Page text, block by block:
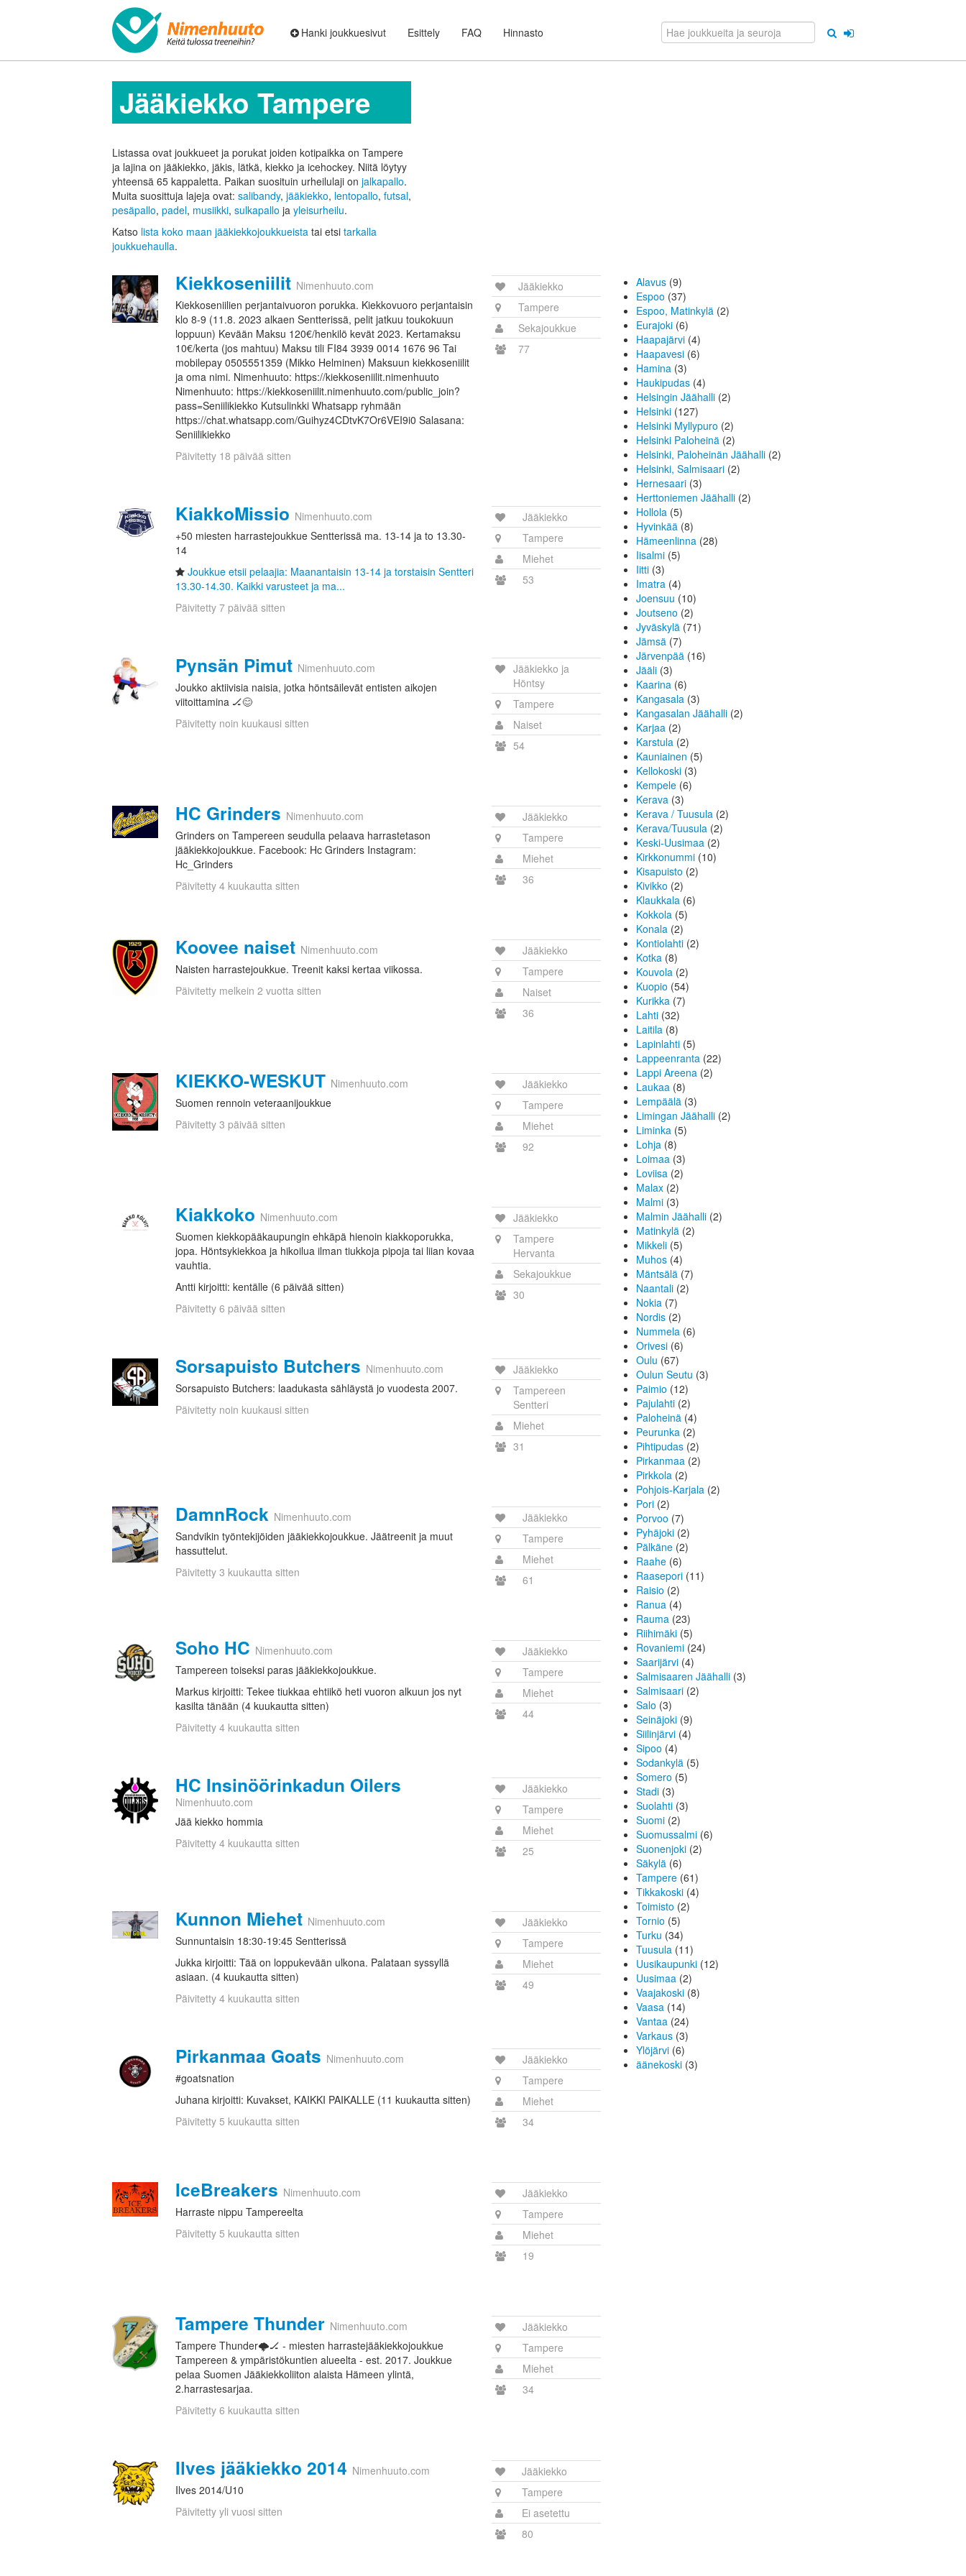
Hanki joukkuesivut Esittely FAQ Hinnasto
Jääkiekko Tampere
Listassa ovat joukkueet ja porukat joiden kotipaikka on Tampere
ja lajina on jääkiekko, jäkis, lätkä, kiekko ja icehockey. Niitä löytyy
yhteensä 65 kappaletta. Paikan suosituin urheilulaji on jalkapallo.
Muita suosittuja lajeja ovat: salibandy, jääkiekko, lentopallo, futsal,
pesäpallo, padel, musiikki, sulkapallo ja yleisurheilu.
Katso lista koko maan jääkiekkojoukkueista tai etsi tarkalla
joukkuehaulla.
Kiekkoseniilit Nimenhuuto.com
Kiekkoseniilien perjantaivuoron porukka. Kiekkovuoro perjantaisin
klo 8-9 (11.8. 2023 alkaen Sentterissä, pelit jatkuu toukokuun
loppuun) Kevään Maksu 120€/henkilö kevät 2023. Kertamaksu
10€/kerta (jos mahtuu) Maksu tili FI84 3939 0014 1676 96 Tai
mobilepay 0505551359 (Mikko Helminen) Maksuun kiekkoseniilit
ja oma nimi. Nimenhuuto: https://kiekkoseniilit.nimenhuuto
Nimenhuuto: https://kiekkoseniilit.nimenhuuto.com/public_join?
pass=Seniilikiekko Kutsulinkki Whatsapp ryhmään
https://chat.whatsapp.com/Guihyz4CDtvK7Or6VEI9i0 Salasana:
Seniilikiekko
Päivitetty 18 päivää sitten
Jääkiekko
Tampere
Sekajoukkue
77
KiakkoMissio Nimenhuuto.com
+50 miesten harrastejoukkue Sentterissä ma. 13-14 ja to 13.30-
14
Joukkue etsii pelaajia: Maanantaisin 13-14 ja torstaisin Sentteri
13.30-14.30. Kaikki varusteet ja ma...
Päivitetty 7 päivää sitten
Jääkiekko
Tampere
Miehet
53
Pynsän Pimut Nimenhuuto.com
Joukko aktiivisia naisia, jotka höntsäilevät entisten aikojen
viitoittamina 🏒😊
Päivitetty noin kuukausi sitten
Jääkiekko ja
Höntsy
Tampere
Naiset
54
HC Grinders Nimenhuuto.com
Grinders on Tampereen seudulla pelaava harrastetason
jääkiekkojoukkue. Facebook: Hc Grinders Instagram:
Hc_Grinders
Päivitetty 4 kuukautta sitten
Jääkiekko
Tampere
Miehet
36
Koovee naiset Nimenhuuto.com
Naisten harrastejoukkue. Treenit kaksi kertaa viikossa.
Päivitetty melkein 2 vuotta sitten
Jääkiekko
Tampere
Naiset
36
KIEKKO-WESKUT Nimenhuuto.com
Suomen rennoin veteraanijoukkue
Päivitetty 3 päivää sitten
Jääkiekko
Tampere
Miehet
92
Kiakkoko Nimenhuuto.com
Suomen kiekkopääkaupungin ehkäpä hienoin kiakkoporukka,
jopa. Höntsykiekkoa ja hikoilua ilman tiukkoja pipoja tai liian kovaa
vauhtia.
Antti kirjoitti: kentälle (6 päivää sitten)
Päivitetty 6 päivää sitten
Jääkiekko
Tampere
Hervanta
Sekajoukkue
30
Sorsapuisto Butchers Nimenhuuto.com
Sorsapuisto Butchers: laadukasta sähläystä jo vuodesta 2007.
Päivitetty noin kuukausi sitten
Jääkiekko
Tampereen
Sentteri
Miehet
31
DamnRock Nimenhuuto.com
Sandvikin työntekijöiden jääkiekkojoukkue. Jäätreenit ja muut
hassuttelut.
Päivitetty 3 kuukautta sitten
Jääkiekko
Tampere
Miehet
61
Soho HC Nimenhuuto.com
Tampereen toiseksi paras jääkiekkojoukkue.
Markus kirjoitti: Tekee tiukkaa ehtiikö heti vuoron alkuun jos nyt
kasilta tänään (4 kuukautta sitten)
Päivitetty 4 kuukautta sitten
Jääkiekko
Tampere
Miehet
44
HC Insinöörinkadun Oilers
Nimenhuuto.com
Jää kiekko hommia
Päivitetty 4 kuukautta sitten
Jääkiekko
Tampere
Miehet
25
Kunnon Miehet Nimenhuuto.com
Sunnuntaisin 18:30-19:45 Sentterissä
Jukka kirjoitti: Tää on loppukevään ulkona. Palataan syssyllä
asiaan. (4 kuukautta sitten)
Päivitetty 4 kuukautta sitten
Jääkiekko
Tampere
Miehet
49
Pirkanmaa Goats Nimenhuuto.com
#goatsnation
Juhana kirjoitti: Kuvakset, KAIKKI PAIKALLE (11 kuukautta sitten)
Päivitetty 5 kuukautta sitten
Jääkiekko
Tampere
Miehet
34
IceBreakers Nimenhuuto.com
Harraste nippu Tampereelta
Päivitetty 5 kuukautta sitten
Jääkiekko
Tampere
Miehet
19
Tampere Thunder Nimenhuuto.com
Tampere Thunder🌩️🏒 - miesten harrastejääkiekkojoukkue
Tampereen & ympäristökuntien alueelta - est. 2017. Joukkue
pelaa Suomen Jääkiekkoliiton alaista Hämeen ylintä,
2.harrastesarjaa.
Päivitetty 6 kuukautta sitten
Jääkiekko
Tampere
Miehet
34
Ilves jääkiekko 2014 Nimenhuuto.com
Ilves 2014/U10
Päivitetty yli vuosi sitten
Jääkiekko
Tampere
Ei asetettu
80
Alavus (9)
Espoo (37)
Espoo, Matinkylä (2)
Eurajoki (6)
Haapajärvi (4)
Haapavesi (6)
Hamina (3)
Haukipudas (4)
Helsingin Jäähalli (2)
Helsinki (127)
Helsinki Myllypuro (2)
Helsinki Paloheinä (2)
Helsinki, Paloheinän Jäähalli (2)
Helsinki, Salmisaari (2)
Hernesaari (3)
Herttoniemen Jäähalli (2)
Hollola (5)
Hyvinkää (8)
Hämeenlinna (28)
Iisalmi (5)
Iitti (3)
Imatra (4)
Joensuu (10)
Joutseno (2)
Jyväskylä (71)
Jämsä (7)
Järvenpää (16)
Jääli (3)
Kaarina (6)
Kangasala (3)
Kangasalan Jäähalli (2)
Karjaa (2)
Karstula (2)
Kauniainen (5)
Kellokoski (3)
Kempele (6)
Kerava (3)
Kerava / Tuusula (2)
Kerava/Tuusula (2)
Keski-Uusimaa (2)
Kirkkonummi (10)
Kisapuisto (2)
Kivikko (2)
Klaukkala (6)
Kokkola (5)
Konala (2)
Kontiolahti (2)
Kotka (8)
Kouvola (2)
Kuopio (54)
Kurikka (7)
Lahti (32)
Laitila (8)
Lapinlahti (5)
Lappeenranta (22)
Lappi Areena (2)
Laukaa (8)
Lempäälä (3)
Limingan Jäähalli (2)
Liminka (5)
Lohja (8)
Loimaa (3)
Loviisa (2)
Malax (2)
Malmi (3)
Malmin Jäähalli (2)
Matinkylä (2)
Mikkeli (5)
Muhos (4)
Mäntsälä (7)
Naantali (2)
Nokia (7)
Nordis (2)
Nummela (6)
Orivesi (6)
Oulu (67)
Oulun Seutu (3)
Paimio (12)
Pajulahti (2)
Paloheinä (4)
Peurunka (2)
Pihtipudas (2)
Pirkanmaa (2)
Pirkkola (2)
Pohjois-Karjala (2)
Pori (2)
Porvoo (7)
Pyhäjoki (2)
Pälkäne (2)
Raahe (6)
Raasepori (11)
Raisio (2)
Ranua (4)
Rauma (23)
Riihimäki (5)
Rovaniemi (24)
Saarijärvi (4)
Salmisaaren Jäähalli (3)
Salmisaari (2)
Salo (3)
Seinäjoki (9)
Siilinjärvi (4)
Sipoo (4)
Sodankylä (5)
Somero (5)
Stadi (3)
Suolahti (3)
Suomi (2)
Suomussalmi (6)
Suonenjoki (2)
Säkylä (6)
Tampere (61)
Tikkakoski (4)
Toimisto (2)
Tornio (5)
Turku (34)
Tuusula (11)
Uusikaupunki (12)
Uusimaa (2)
Vaajakoski (8)
Vaasa (14)
Vantaa (24)
Varkaus (3)
Ylöjärvi (6)
äänekoski (3)